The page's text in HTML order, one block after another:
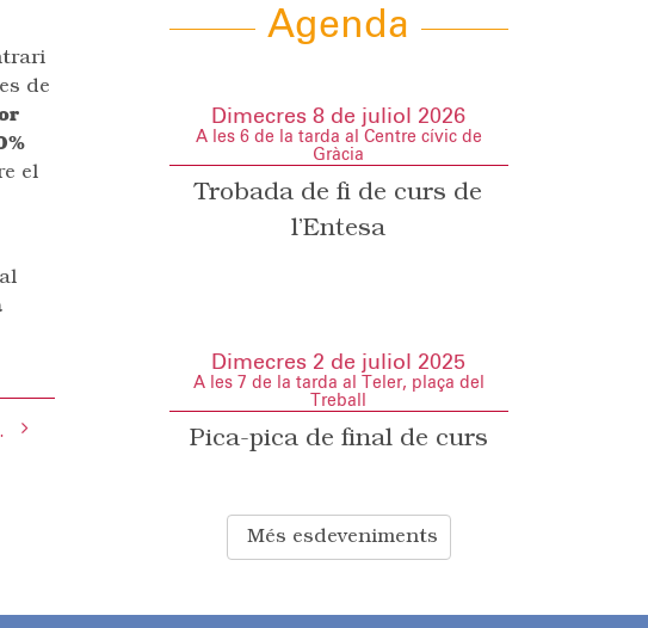
de
el
en els serveis
Agenda
Dimecres 8 de juliol 2026
A les 6 de la tarda al Centre cívic de
Gràcia
Trobada de fi de curs de
l’Entesa
Dimecres 2 de juliol 2025
A les 7 de la tarda al Teler, plaça del
Treball
Pica-pica de final de curs
Més esdeveniments